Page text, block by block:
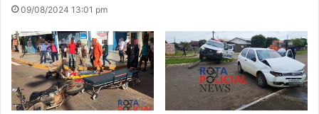
09/08/2024 13:01 pm